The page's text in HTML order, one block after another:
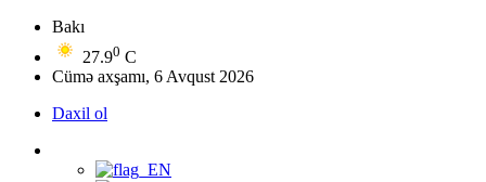
Bakı
27.90 C
Cümə axşamı, 6 Avqust 2026
Daxil ol